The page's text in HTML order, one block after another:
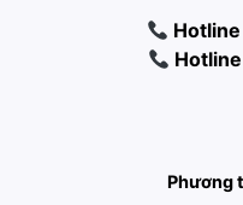
Hotline
Phương